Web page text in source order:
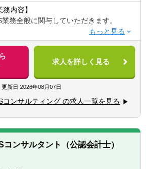
のトップ）
属は株式会社AGSコンサルティングにな
株式会社AGS FASに出向する形態になり
迎経験・スキル】
業務、FA業務などのFAS業務経験
の知識を有する方
調査経験（フォレンジック等）
務内容】
業務全般に関与していただきます。
体的には】
業務（財務DDが主、希望に応じて税務
ジネスDDも関与可能）
リュエーション業務（株式価値算定/統合
算定/PPA/財務モデリングなど）
業務（エグゼキューション中心、ソーシ
業務は行わない。TOB/株式交換/株式移
どの案件もあり）
にかかる会計/税務相談業務
ーブアウト分析（カーブアウトPL/BS分
プロフォーマ分析）
求人を詳しく見る
更新日 2026年08月07日
コンサルティング の求人一覧を見る
コンサルタント（公認会計士）